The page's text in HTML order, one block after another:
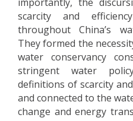
scarcity and
throughout China’s
They formed the
water conservancy
stringent water
definitions of scarcity
and connected to the
change and energy